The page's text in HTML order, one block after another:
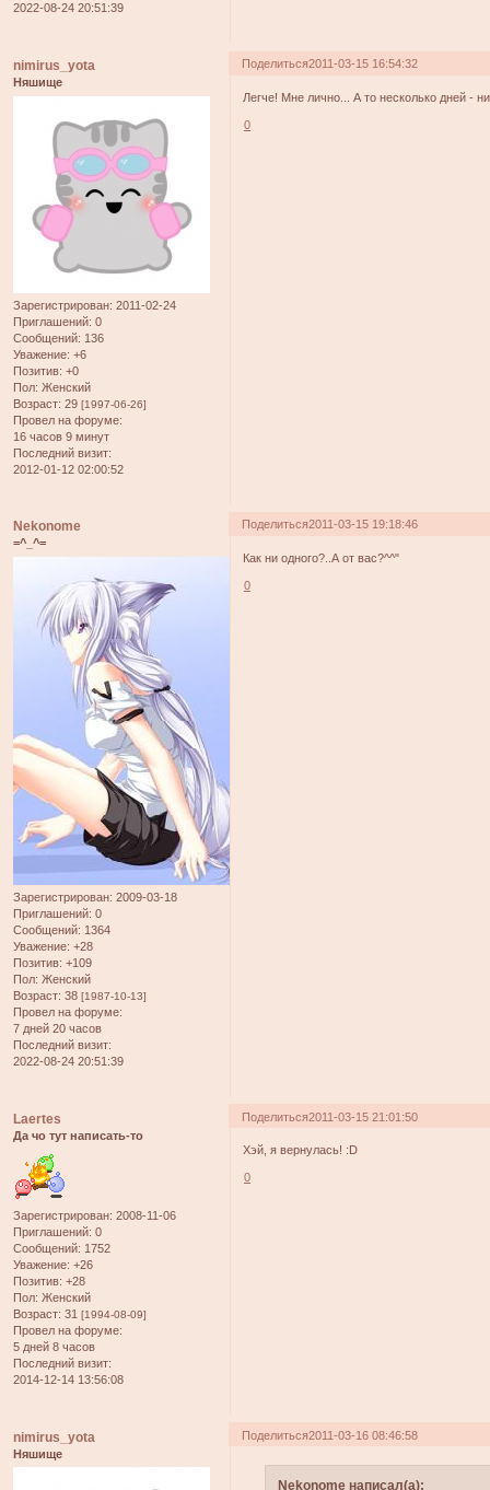
2022-08-24 20:51:39
Поделиться2011-03-15 16:54:32
nimirus_yota
Няшище
Зарегистрирован: 2011-02-24
Приглашений: 0
Сообщений: 136
Уважение: +6
Позитив: +0
Пол: Женский
Возраст: 29 [1997-06-26]
Провел на форуме:
16 часов 9 минут
Последний визит:
2012-01-12 02:00:52
Легче! Мне лично... А то несколько дней -
0
Поделиться2011-03-15 19:18:46
Nekonome
=^_^=
Зарегистрирован: 2009-03-18
Приглашений: 0
Сообщений: 1364
Уважение: +28
Позитив: +109
Пол: Женский
Возраст: 38 [1987-10-13]
Провел на форуме:
7 дней 20 часов
Последний визит:
2022-08-24 20:51:39
Как ни одного?..А от вас?^^"
0
Поделиться2011-03-15 21:01:50
Laertes
Да чо тут написать-то
Зарегистрирован: 2008-11-06
Приглашений: 0
Сообщений: 1752
Уважение: +26
Позитив: +28
Пол: Женский
Возраст: 31 [1994-08-09]
Провел на форуме:
5 дней 8 часов
Последний визит:
2014-12-14 13:56:08
Хэй, я вернулась! :D
0
Поделиться2011-03-16 08:46:58
nimirus_yota
Няшище
Nekonome написал(а):